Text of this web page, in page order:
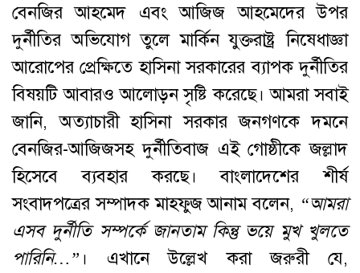
বেনজির আহমেদ এবং আজিজ আহমেদের উপর
দুর্নীতির অভিযোগ তুলে মার্কিন যুক্তরাষ্ট্র নিষেধাজ্ঞা
আরোপের প্রেক্ষিতে হাসিনা সরকারের ব্যাপক দুর্নীতির
বিষয়টি আবারও আলোড়ন সৃষ্টি করেছে। আমরা সবাই
জানি, অত্যাচারী হাসিনা সরকার জনগণকে দমনে
বেনজির-আজিজসহ দুর্নীতিবাজ এই গোষ্ঠীকে জল্লাদ
হিসেবে ব্যবহার করছে। বাংলাদেশের শীর্ষ
সংবাদপত্রের সম্পাদক মাহফুজ আনাম বলেন, “আমরা
এসব দুর্নীতি সম্পর্কে জানতাম কিন্তু ভয়ে মুখ খুলতে
পারিনি…” । এখানে উল্লেখ করা জরুরী যে,